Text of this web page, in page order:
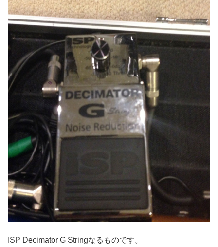
ISP Decimator G Stringなるものです。